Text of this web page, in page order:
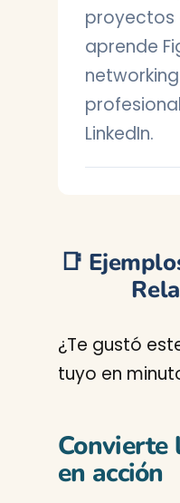
proyectos
aprende
LinkedIn.
📑
¿Te gustó
tuyo en
Convierte
en acción